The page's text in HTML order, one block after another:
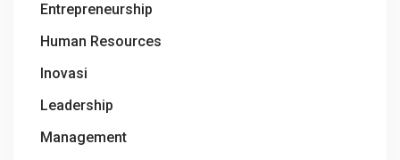
Entrepreneurship
Human Resources
Inovasi
Leadership
Management